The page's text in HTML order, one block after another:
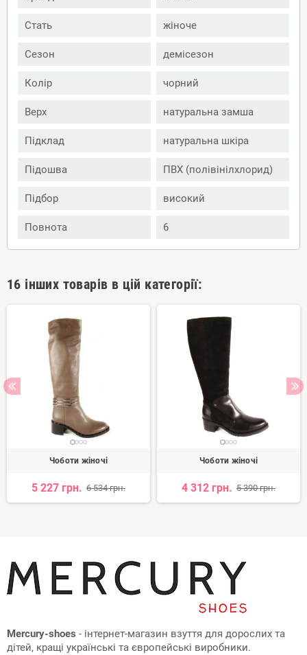
Стать жіноче
Сезон демісезон
Колір чорний
Верх натуральна замша
Підклад натуральна шкіра
Підошва ПВХ (полівінілхлорид)
Підбор високий
Повнота 6
16 інших товарів в цій категорії:
Чоботи жіночі
5 227 грн. 6 534 грн.
Чоботи жіночі
4 312 грн. 5 390 грн.
Mercury-shoes - інтернет-магазин взуття для дорослих та
дітей, кращі українські та європейські виробники.